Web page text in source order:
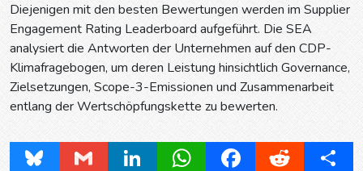
Diejenigen mit den besten Bewertungen werden im Supplier
Engagement Rating Leaderboard aufgeführt. Die SEA
analysiert die Antworten der Unternehmen auf den CDP-
Klimafragebogen, um deren Leistung hinsichtlich Governance,
Zielsetzungen, Scope-3-Emissionen und Zusammenarbeit
entlang der Wertschöpfungskette zu bewerten.
Bluesky Gmail LinkedInWhatsAppFacebookReddit Share